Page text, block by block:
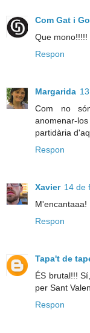
Com Gat i
Que mono!!!!!
Respon
Margarida
Com no
anomenar-
partidària
Respon
Xavier 14 de
M'encantaaa!
Respon
Tapa't de
ÉS brutal!!!
per Sant
Respon